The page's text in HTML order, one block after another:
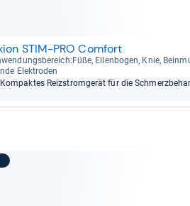
STIM-PRO Comfort
Ellen­bo­gen, Knie,
Elek­tro­den
Kom­pak­tes Reiz­strom­ge­rät für die